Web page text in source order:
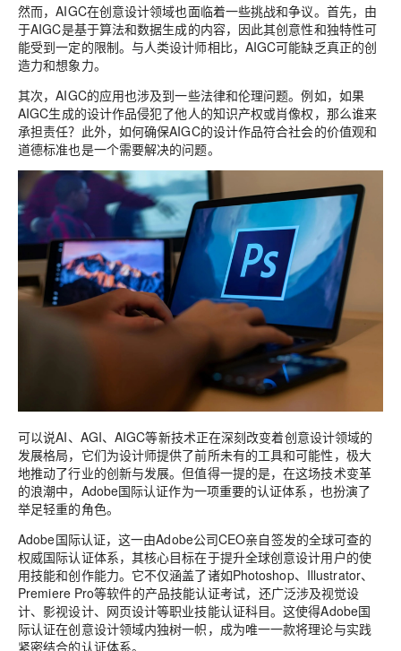
然而，AIGC在创意设计领域也面临着一些挑战和争议。首先，由
于AIGC是基于算法和数据生成的内容，因此其创意性和独特性可
能受到一定的限制。与人类设计师相比，AIGC可能缺乏真正的创
造力和想象力。
其次，AIGC的应用也涉及到一些法律和伦理问题。例如，如果
AIGC生成的设计作品侵犯了他人的知识产权或肖像权，那么谁来
承担责任？此外，如何确保AIGC的设计作品符合社会的价值观和
道德标准也是一个需要解决的问题。
可以说AI、AGI、AIGC等新技术正在深刻改变着创意设计领域的
发展格局，它们为设计师提供了前所未有的工具和可能性，极大
地推动了行业的创新与发展。但值得一提的是，在这场技术变革
的浪潮中，Adobe国际认证作为一项重要的认证体系，也扮演了
举足轻重的角色。
Adobe国际认证，这一由Adobe公司CEO亲自签发的全球可查的
权威国际认证体系，其核心目标在于提升全球创意设计用户的使
用技能和创作能力。它不仅涵盖了诸如Photoshop、Illustrator、
Premiere Pro等软件的产品技能认证考试，还广泛涉及视觉设
计、影视设计、网页设计等职业技能认证科目。这使得Adobe国
际认证在创意设计领域内独树一帜，成为唯一一款将理论与实践
紧密结合的认证体系。